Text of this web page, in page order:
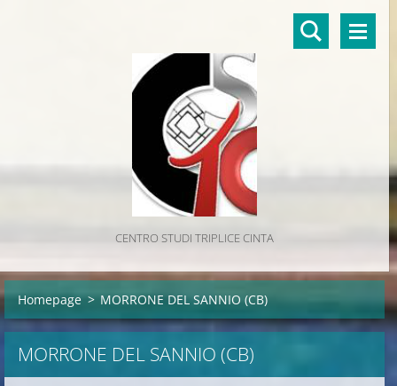
CENTRO STUDI TRIPLICE CINTA
Homepage > MORRONE DEL SANNIO (CB)
MORRONE DEL SANNIO (CB)